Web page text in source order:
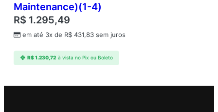
Maintenance)(1-4)
R$ 1.295,49
em até 3x de R$ 431,83 sem juros
R$1.230,72 à vista no Pix ou Boleto